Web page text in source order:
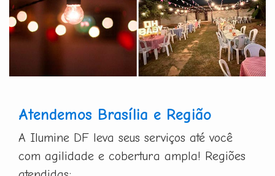
Atendemos Brasília e Região
A Ilumine DF leva seus serviços até você
com agilidade e cobertura ampla! Regiões